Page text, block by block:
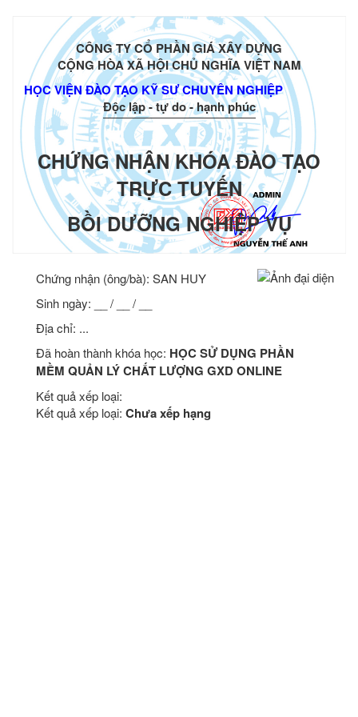
CÔNG TY CỔ PHẦN GIÁ XÂY DỰNG
CỘNG HÒA XÃ HỘI CHỦ NGHĨA VIỆT NAM
HỌC VIỆN ĐÀO TẠO KỸ SƯ CHUYÊN NGHIỆP
Độc lập - tự do - hạnh phúc
CHỨNG NHẬN KHÓA ĐÀO TẠO
TRỰC TUYẾN
BỒI DƯỠNG NGHIỆP VỤ
Chứng nhận (ông/bà): SAN HUY
Sinh ngày: __ / __ / __
Địa chỉ: ...
Đã hoàn thành khóa học: HỌC SỬ DỤNG PHẦN
MỀM QUẢN LÝ CHẤT LƯỢNG GXD ONLINE
Kết quả xếp loại:
Kết quả xếp loại: Chưa xếp hạng